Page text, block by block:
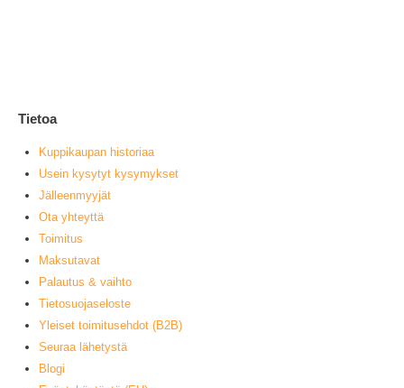
Tietoa
Kuppikaupan historiaa
Usein kysytyt kysymykset
Jälleenmyyjät
Ota yhteyttä
Toimitus
Maksutavat
Palautus & vaihto
Tietosuojaseloste
Yleiset toimitusehdot (B2B)
Seuraa lähetystä
Blogi